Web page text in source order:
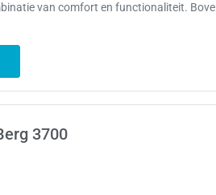
van comfort en functionaliteit.
3700